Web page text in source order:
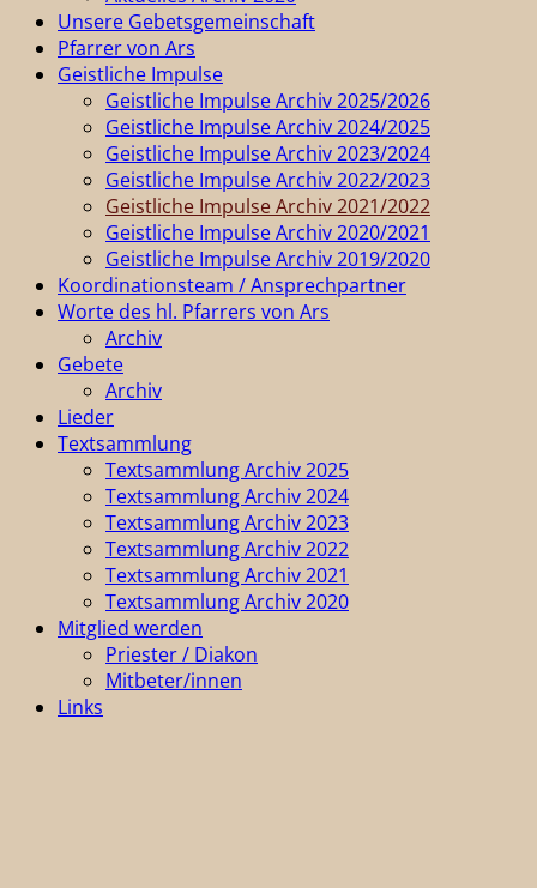
Unsere Gebetsgemeinschaft
Pfarrer von Ars
Geistliche Impulse
Geistliche Impulse Archiv 2025/2026
Geistliche Impulse Archiv 2024/2025
Geistliche Impulse Archiv 2023/2024
Geistliche Impulse Archiv 2022/2023
Geistliche Impulse Archiv 2021/2022
Geistliche Impulse Archiv 2020/2021
Geistliche Impulse Archiv 2019/2020
Koordinationsteam / Ansprechpartner
Worte des hl. Pfarrers von Ars
Archiv
Gebete
Archiv
Lieder
Textsammlung
Textsammlung Archiv 2025
Textsammlung Archiv 2024
Textsammlung Archiv 2023
Textsammlung Archiv 2022
Textsammlung Archiv 2021
Textsammlung Archiv 2020
Mitglied werden
Priester / Diakon
Mitbeter/innen
Links